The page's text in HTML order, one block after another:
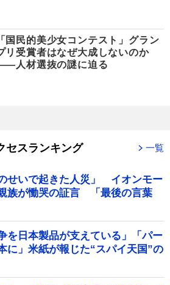
「国民的美少女コンテスト」グラン
リ受賞者はなぜ大成しないのか
人材選抜の謎に迫る
セスランキング 一覧
せいで起きた人災」 イオンモー
族が慟哭の証言 「最後の言葉
を日本製品が支えている」「パー
に」米紙が報じた“スパイ天国”の